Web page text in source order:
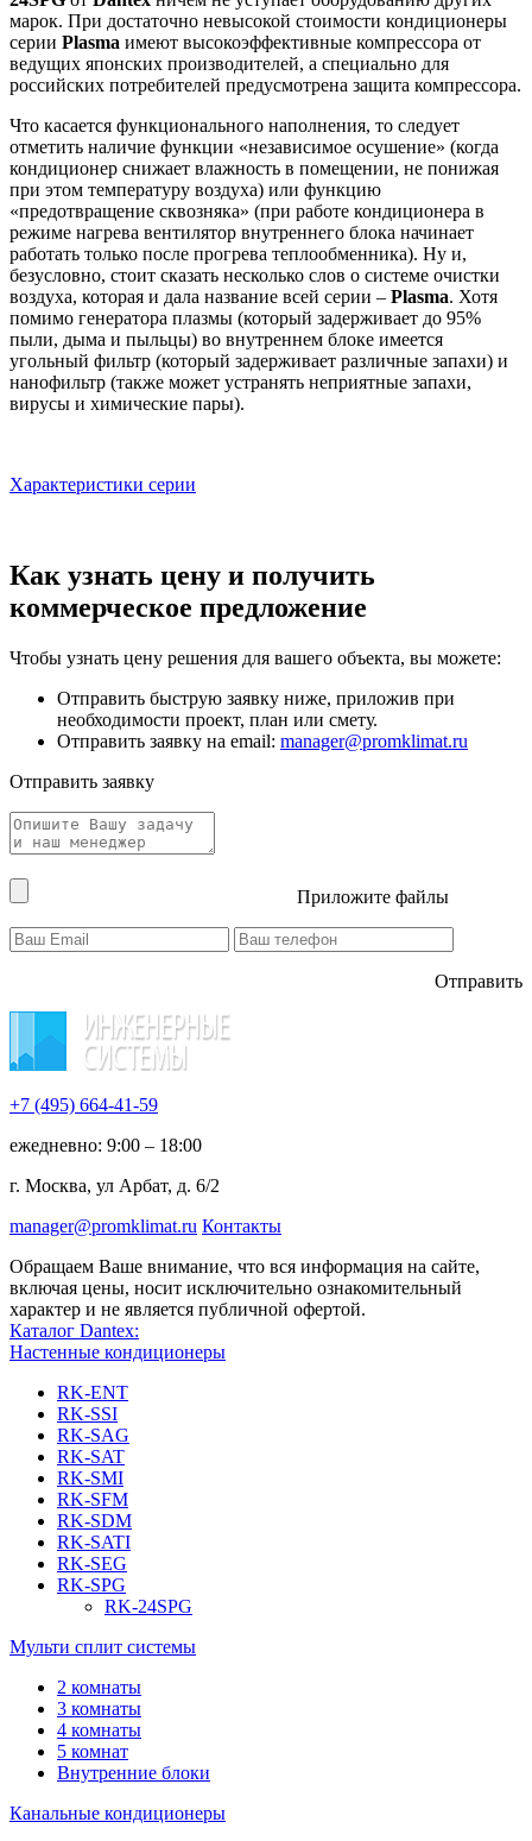
марок. При достаточно невысокой стоимости кондиционеры
серии Plasma имеют высокоэффективные компрессора от
ведущих японских производителей, а специально для
российских потребителей предусмотрена защита компрессора.
Что касается функционального наполнения, то следует
отметить наличие функции «независимое осушение» (когда
кондиционер снижает влажность в помещении, не понижая
при этом температуру воздуха) или функцию
«предотвращение сквозняка» (при работе кондиционера в
режиме нагрева вентилятор внутреннего блока начинает
работать только после прогрева теплообменника). Ну и,
безусловно, стоит сказать несколько слов о системе очистки
воздуха, которая и дала название всей серии – Plasma. Хотя
помимо генератора плазмы (который задерживает до 95%
пыли, дыма и пыльцы) во внутреннем блоке имеется
угольный фильтр (который задерживает различные запахи) и
нанофильтр (также может устранять неприятные запахи,
вирусы и химические пары).
Характеристики серии
Как узнать цену и получить
коммерческое предложение
Чтобы узнать цену решения для вашего объекта, вы можете:
Отправить быструю заявку ниже, приложив при
необходимости проект, план или смету.
Отправить заявку на email: manager@promklimat.ru
Отправить заявку
Приложите файлы
Отправить
+7 (495) 664-41-59
ежедневно: 9:00 – 18:00
г. Москва, ул Арбат, д. 6/2
manager@promklimat.ru Контакты
Обращаем Ваше внимание, что вся информация на сайте,
включая цены, носит исключительно ознакомительный
характер и не является публичной офертой.
Каталог Dantex:
Настенные кондиционеры
RK-ENT
RK-SSI
RK-SAG
RK-SAT
RK-SMI
RK-SFM
RK-SDM
RK-SATI
RK-SEG
RK-SPG
RK-24SPG
Мульти сплит системы
2 комнаты
3 комнаты
4 комнаты
5 комнат
Внутренние блоки
Канальные кондиционеры